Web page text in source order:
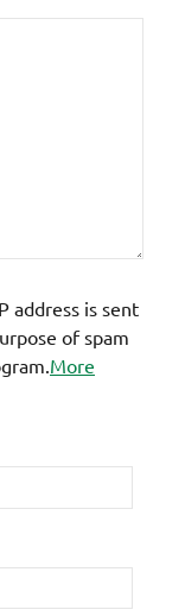
address is sent
of spam
More